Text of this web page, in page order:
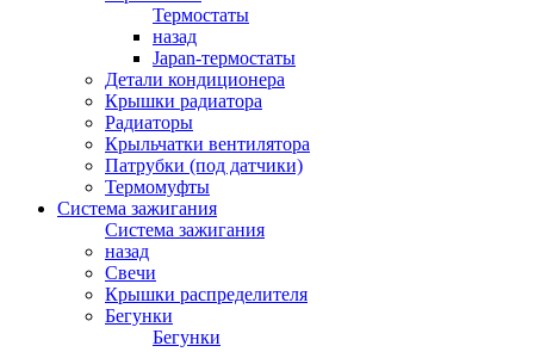
Термостаты
назад
Japan-термостаты
Детали кондиционера
Крышки радиатора
Радиаторы
Крыльчатки вентилятора
Патрубки (под датчики)
Термомуфты
Система зажигания
Система зажигания
назад
Свечи
Крышки распределителя
Бегунки
Бегунки